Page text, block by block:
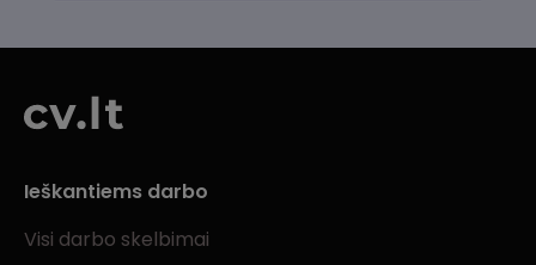
Ieškantiems darbo
Visi darbo skelbimai